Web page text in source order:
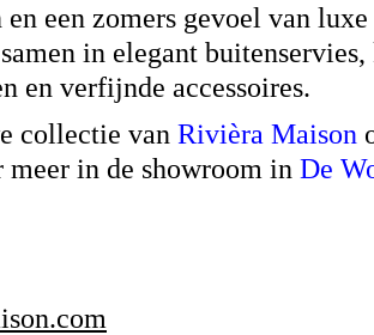
een zomers gevoel van
in elegant
en verfijnde accessoires.
collectie van Rivièra Maison
meer in de showroom in De